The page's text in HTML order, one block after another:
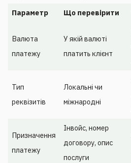
Параметр Що перевірити
Валюта
платежу
У якій валюті
платить клієнт
Тип
реквізитів
Локальні чи
міжнародні
Призначення
платежу
Інвойс, номер
договору, опис
послуги